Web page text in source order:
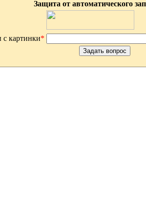
Защита от автоматического
картинки*